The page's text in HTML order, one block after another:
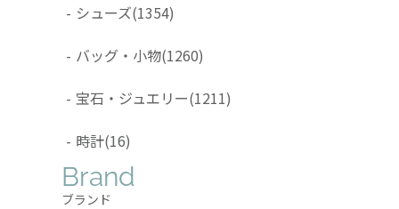
- シューズ(1354)
- バッグ・小物(1260)
- 宝石・ジュエリー(1211)
- 時計(16)
Brand
ブランド